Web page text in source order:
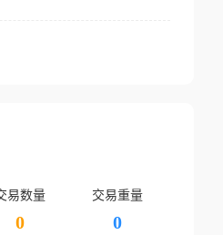
易数量
0
交易重量
0